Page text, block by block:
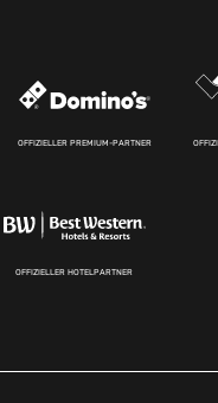
OFFIZIELLER PREMIUM-PARTNER
OFFIZIELLER HOTELPARTNER